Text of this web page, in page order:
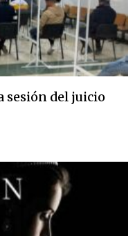
sesión del juicio